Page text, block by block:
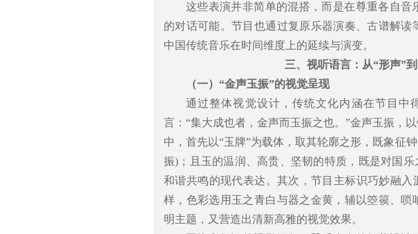
这些表演并非简单的混搭，而是在尊重各自
的对话可能。节目也通过复原乐器演奏、古谱解
中国传统音乐在时间维度上的延续与演变。
三、视听语言：从“形声”
（一）“金声玉振”的视觉呈现
通过整体视觉设计，传统文化内涵在节目中
言：“集大成也者，金声而玉振之也。”金声玉振，
中，首先以“玉牌”为载体，取其轮廓之形，既象征
振)；且玉的温润、高贵、坚韧的特质，既是对国
和谐共鸣的现代表达。其次，节目主标识巧妙融
样，色彩选用玉之青白与器之金黄，辅以箜篌、
明主题，又营造出清新高雅的视觉效果。